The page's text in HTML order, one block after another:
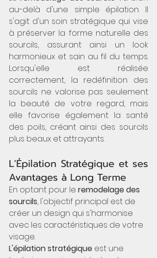
au-delà d'une simple épilation. Il
s'agit d'un soin stratégique qui vise
à préserver la forme naturelle des
sourcils, assurant ainsi un look
harmonieux et sain au fil du temps.
Lorsqu'elle est réalisée
correctement, la redéfinition des
sourcils ne valorise pas seulement
la beauté de votre regard, mais
elle favorise également la santé
des poils, créant ainsi des sourcils
plus beaux et attrayants.
L'Épilation Stratégique et ses
Avantages à Long Terme
En optant pour le remodelage des
sourcils, l'objectif principal est de
créer un design qui s'harmonise
avec les caractéristiques de votre
visage.
L'épilation stratégique est une